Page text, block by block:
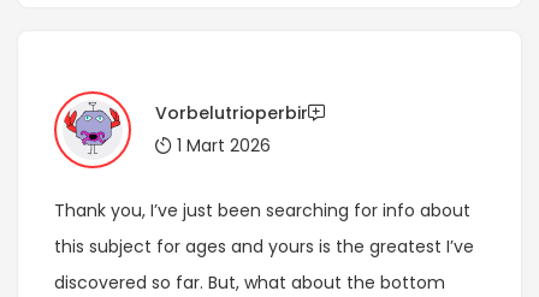
Vorbelutrioperbir
1 Mart 2026
Thank you, I’ve just been searching for info about
this subject for ages and yours is the greatest I’ve
discovered so far. But, what about the bottom